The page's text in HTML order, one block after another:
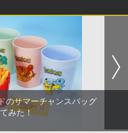
のサマーチャンスバッグ
みた！